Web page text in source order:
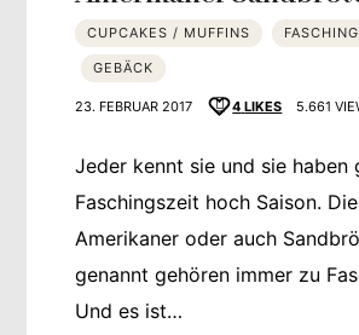
CUPCAKES / MUFFINS
GEBÄCK
23. FEBRUAR 2017 4 LIKES 5.661
Jeder kennt sie und sie haben
Faschingszeit hoch Saison. Die
Amerikaner oder auch
genannt gehören immer zu
Und es ist…